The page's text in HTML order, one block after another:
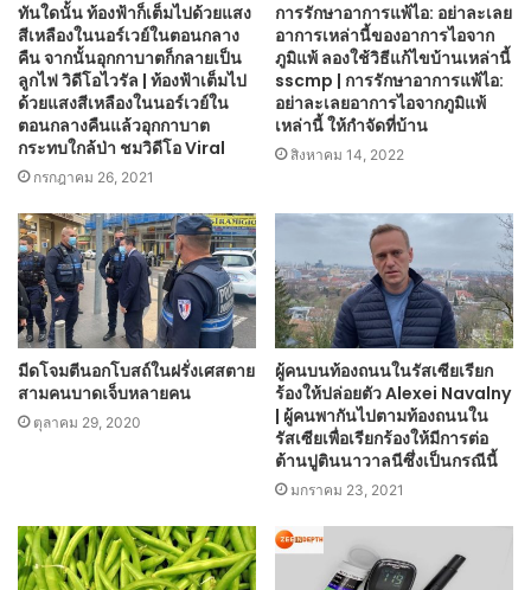
ทันใดนั้น ท้องฟ้าก็เต็มไปด้วยแสง
สีเหลืองในนอร์เวย์ในตอนกลาง
คืน จากนั้นอุกกาบาตก็กลายเป็น
ลูกไฟ วิดีโอไวรัล | ท้องฟ้าเต็มไป
ด้วยแสงสีเหลืองในนอร์เวย์ใน
ตอนกลางคืนแล้วอุกกาบาต
กระทบใกล้ป่า ชมวิดีโอ Viral
กรกฎาคม 26, 2021
การรักษาอาการแพ้ไอ: อย่าละเลย
อาการเหล่านี้ของอาการไอจาก
ภูมิแพ้ ลองใช้วิธีแก้ไขบ้านเหล่านี้
sscmp | การรักษาอาการแพ้ไอ:
อย่าละเลยอาการไอจากภูมิแพ้
เหล่านี้ ให้กำจัดที่บ้าน
สิงหาคม 14, 2022
มีดโจมตีนอกโบสถ์ในฝรั่งเศสตาย
สามคนบาดเจ็บหลายคน
ตุลาคม 29, 2020
ผู้คนบนท้องถนนในรัสเซียเรียก
ร้องให้ปล่อยตัว Alexei Navalny
| ผู้คนพากันไปตามท้องถนนใน
รัสเซียเพื่อเรียกร้องให้มีการต่อ
ต้านปูตินนาวาลนีซึ่งเป็นกรณีนี้
มกราคม 23, 2021